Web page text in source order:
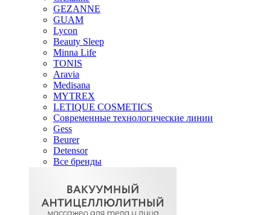
GEZANNE
GUAM
Lycon
Beauty Sleep
Minna Life
TONIS
Aravia
Medisana
MYTREX
LETIQUE COSMETICS
Современные технологические линии
Gess
Beurer
Detensor
Все бренды